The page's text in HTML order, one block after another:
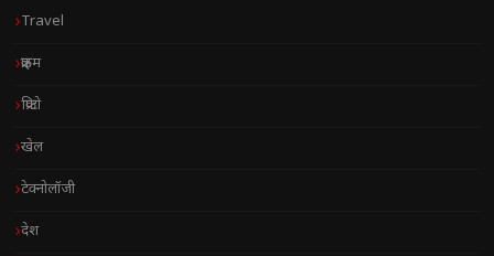
Travel
क्राइम
क्रिप्टो
खेल
टेक्नोलॉजी
देश